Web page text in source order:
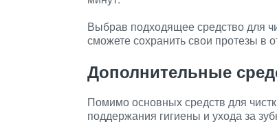
Выбрав подходящее средство для
сможете сохранить свои протезы в
Дополнительные
Помимо основных средств для
поддержания гигиены и ухода за